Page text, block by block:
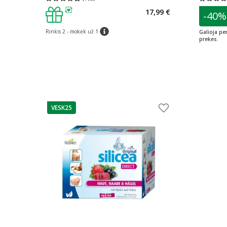
patarimas
Rinkis 2 - mokėk už 1 patarimas
17,99 € -40%
Galioja
prekes.
patarimas
VESK25